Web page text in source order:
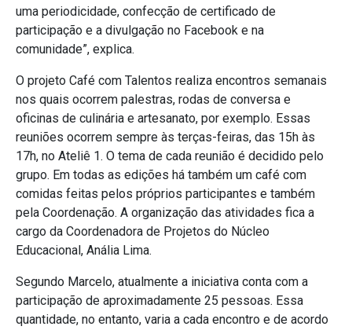
uma periodicidade, confecção de certificado de
participação e a divulgação no Facebook e na
comunidade”, explica.
O projeto Café com Talentos realiza encontros semanais
nos quais ocorrem palestras, rodas de conversa e
oficinas de culinária e artesanato, por exemplo. Essas
reuniões ocorrem sempre às terças-feiras, das 15h às
17h, no Ateliê 1. O tema de cada reunião é decidido pelo
grupo. Em todas as edições há também um café com
comidas feitas pelos próprios participantes e também
pela Coordenação. A organização das atividades fica a
cargo da Coordenadora de Projetos do Núcleo
Educacional, Anália Lima.
Segundo Marcelo, atualmente a iniciativa conta com a
participação de aproximadamente 25 pessoas. Essa
quantidade, no entanto, varia a cada encontro e de acordo